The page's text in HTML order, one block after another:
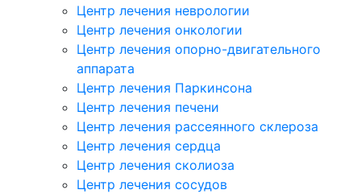
Центр лечения неврологии
Центр лечения онкологии
Центр лечения опорно-двигательного
аппарата
Центр лечения Паркинсона
Центр лечения печени
Центр лечения рассеянного склероза
Центр лечения сердца
Центр лечения сколиоза
Центр лечения сосудов